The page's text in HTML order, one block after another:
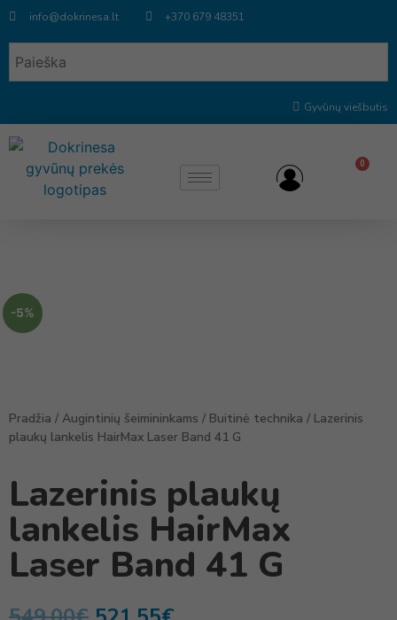
info@dokrinesa.lt +370 679 48351
Gyvūnų viešbutis
0
-5%
Pradžia / Augintinių šeimininkams / Buitinė technika / Lazerinis
plaukų lankelis HairMax Laser Band 41 G
Lazerinis plaukų
lankelis HairMax
Laser Band 41 G